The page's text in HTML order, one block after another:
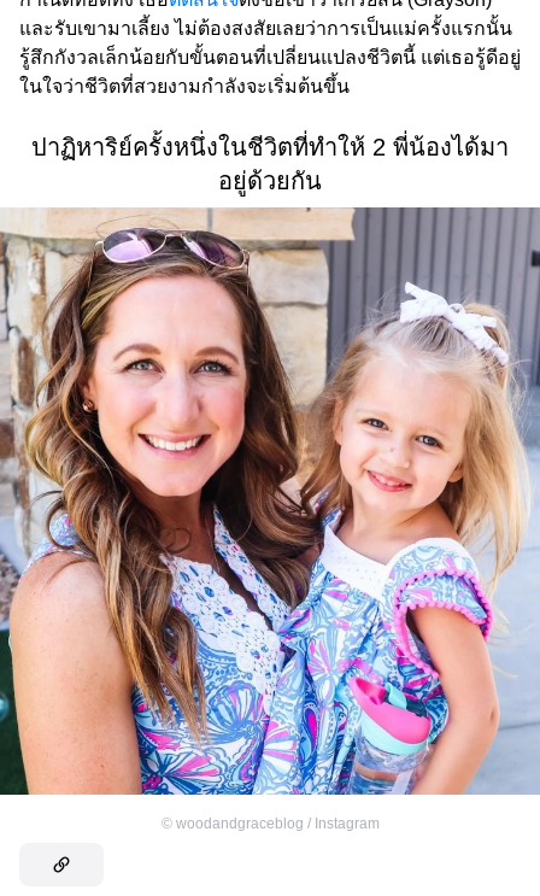
และรับเขามาเลี้ยง ไม่ต้องสงสัยเลยว่าการเป็นแม่ครั้งแรกนั้น
รู้สึกกังวลเล็กน้อยกับขั้นตอนที่เปลี่ยนแปลงชีวิตนี้ แต่เธอรู้ดีอยู่
ในใจว่าชีวิตที่สวยงามกำลังจะเริ่มต้นขึ้น
ปาฏิหาริย์ครั้งหนึ่งในชีวิตที่ทำให้ 2 พี่น้องได้มา
อยู่ด้วยกัน
© woodandgraceblog / Instagram